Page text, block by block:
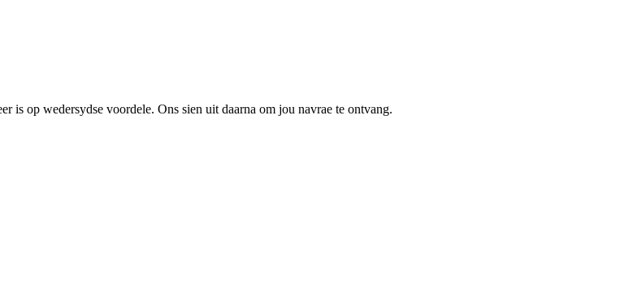
is op wedersydse voordele. Ons sien uit daarna om jou navrae te ontvang.